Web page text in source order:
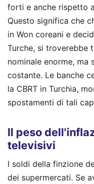
forti e anche rispetto
Questo significa che
in Won coreani e
Turche, si troverebbe
nominale enorme,
costante. Le banche
la CBRT in Turchia,
spostamenti di tali
Il peso
televisivi
I soldi della finzione
dei supermercati. Se